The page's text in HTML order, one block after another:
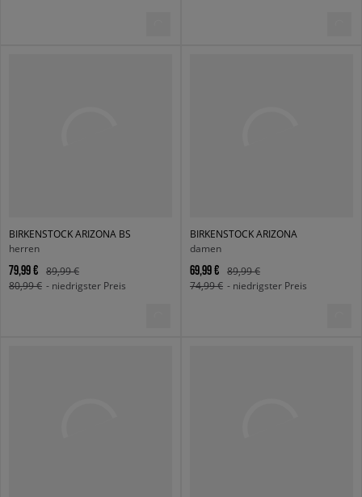
BIRKENSTOCK ARIZONA BS
herren
79,99 €
89,99 €
80,99 € - niedrigster Preis
BIRKENSTOCK ARIZONA
damen
69,99 €
89,99 €
74,99 € - niedrigster Preis